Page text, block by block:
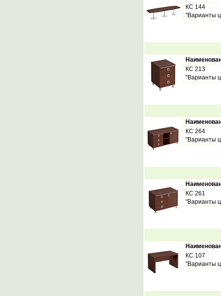
КС 144
"Варианты
КС 213
"Варианты
КС 264
"Варианты
КС 261
"Варианты
КС 107
"Варианты